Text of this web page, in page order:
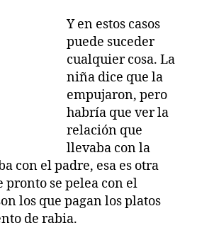
Y en estos casos
puede suceder
cualquier cosa. La
niña dice que la
empujaron, pero
habría que ver la
relación que
llevaba con la
con el padre, esa es otra
pronto se pelea con el
los que pagan los platos
de rabia.